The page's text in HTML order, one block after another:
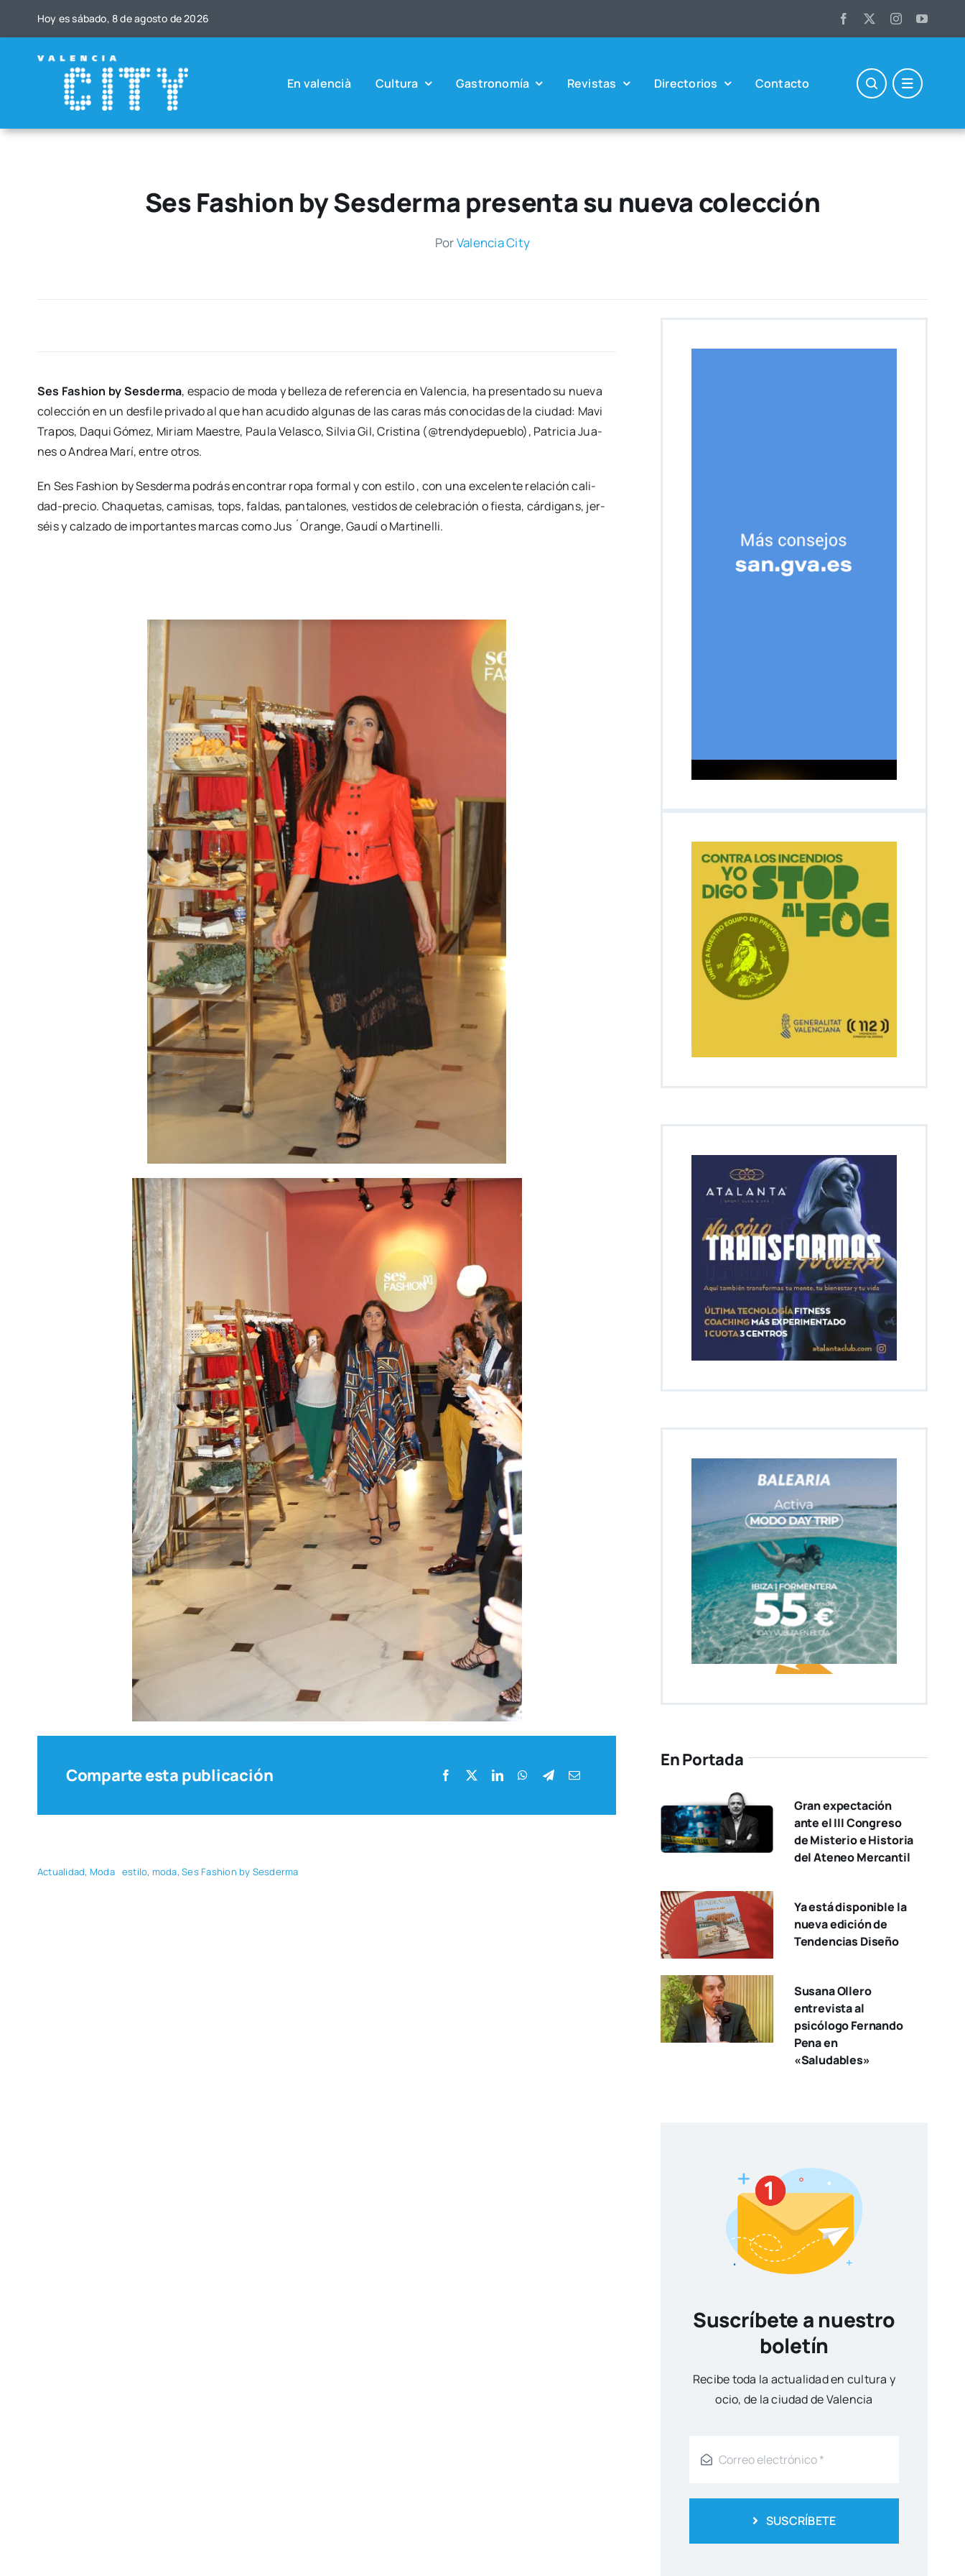
Hoy es sába­do, 8 de agos­to de 2026
En valen­cià Cul­tu­ra Gas­tro­no­mía Revis­tas Direc­to­rios Con­tac­to
Ses Fashion by Sesderma presenta su nueva colección
PorValen­cia City
Ses Fashion by Ses­der­ma, espa­cio de moda y belle­za de refe­ren­cia en Valen­cia, ha pre­sen­ta­do su nue­va
colec­ción en un des­fi­le pri­va­do al que han acu­di­do algu­nas de las caras más cono­ci­das de la ciu­dad: Mavi
Tra­pos, Daqui Gómez, Miriam Maes­tre, Pau­la Velas­co, Sil­via Gil, Cris­ti­na (@trendydepueblo), Patri­cia Jua­
nes o Andrea Marí, entre otros.
En Ses Fashion by Ses­der­ma podrás encon­trar ropa for­mal y con esti­lo , con una exce­len­te rela­ción cali­­
dad-pre­­cio. Cha­que­tas, cami­sas, tops, fal­das, pan­ta­lo­nes, ves­ti­dos de cele­bra­ción o fies­ta, cár­di­gans, jer­
séis y cal­za­do de impor­tan­tes mar­cas como Jus ´Oran­ge, Gau­dí o Mar­ti­ne­lli.
Comparte esta publicación
Actua­li­dad, Moda esti­lo, moda,Ses Fashion by Ses­der­ma
En Portada
Gran expectación
ante el III Congreso
de Misterio e Historia
del Ateneo Mercantil
Ya está disponible la
nueva edición de
Tendencias Diseño
Susana Ollero
entrevista al
psicólogo Fernando
Pena en
«Saludables»
Suscríbete a nuestro
boletín
Reci­be toda la actua­li­dad en cul­tu­ra y
ocio, de la ciu­dad de Valen­cia
SUSCRÍBETE